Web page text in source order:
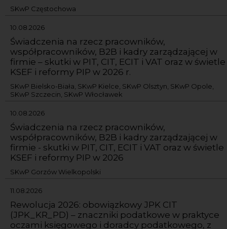
SKwP Częstochowa
10.08.2026
Świadczenia na rzecz pracowników,
współpracowników, B2B i kadry zarządzającej w
firmie – skutki w PIT, CIT, ECIT i VAT oraz w świetle
KSEF i reformy PIP w 2026 r.
SKwP Bielsko-Biała, SKwP Kielce, SKwP Olsztyn, SKwP Opole,
SKwP Szczecin, SKwP Włocławek
10.08.2026
Świadczenia na rzecz pracowników,
współpracowników, B2B i kadry zarządzającej w
firmie - skutki w PIT, CIT, ECIT i VAT oraz w świetle
KSEF i reformy PIP w 2026
SKwP Gorzów Wielkopolski
11.08.2026
Rewolucja 2026: obowiązkowy JPK CIT
(JPK_KR_PD) – znaczniki podatkowe w praktyce
oczami księgowego i doradcy podatkowego, z